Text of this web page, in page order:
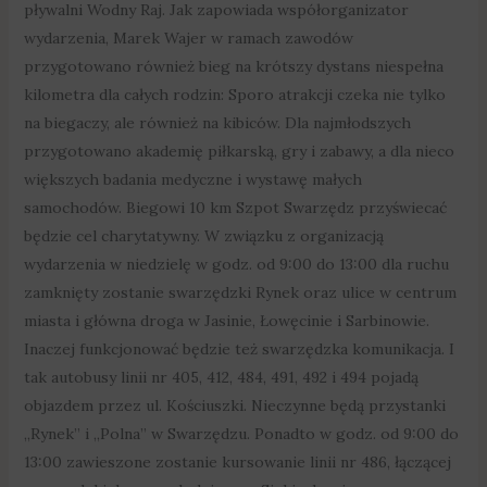
pływalni Wodny Raj. Jak zapowiada współorganizator
wydarzenia, Marek Wajer w ramach zawodów
przygotowano również bieg na krótszy dystans niespełna
kilometra dla całych rodzin: Sporo atrakcji czeka nie tylko
na biegaczy, ale również na kibiców. Dla najmłodszych
przygotowano akademię piłkarską, gry i zabawy, a dla nieco
większych badania medyczne i wystawę małych
samochodów. Biegowi 10 km Szpot Swarzędz przyświecać
będzie cel charytatywny. W związku z organizacją
wydarzenia w niedzielę w godz. od 9:00 do 13:00 dla ruchu
zamknięty zostanie swarzędzki Rynek oraz ulice w centrum
miasta i główna droga w Jasinie, Łowęcinie i Sarbinowie.
Inaczej funkcjonować będzie też swarzędzka komunikacja. I
tak autobusy linii nr 405, 412, 484, 491, 492 i 494 pojadą
objazdem przez ul. Kościuszki. Nieczynne będą przystanki
„Rynek” i „Polna” w Swarzędzu. Ponadto w godz. od 9:00 do
13:00 zawieszone zostanie kursowanie linii nr 486, łączącej